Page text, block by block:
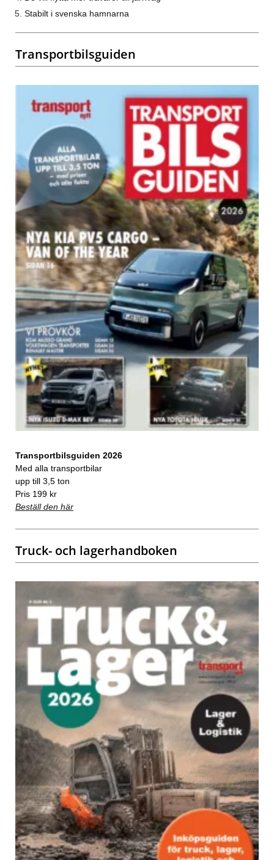
Stabilt i svenska hamnarna
Transportbilsguiden
Transportbilsguiden 2026
Med alla transportbilar
upp till 3,5 ton
Pris 199 kr
Beställ den här
Truck- och lagerhandboken